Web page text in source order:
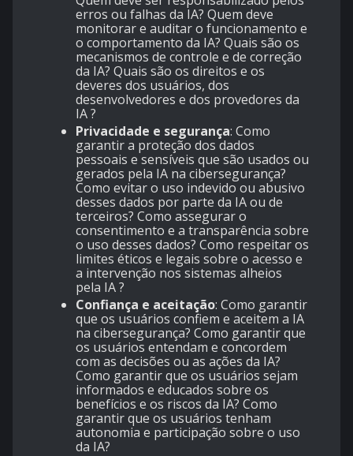
erros ou falhas da IA? Quem deve
monitorar e auditar o funcionamento e
o comportamento da IA? Quais são os
mecanismos de controle e de correção
da IA? Quais são os direitos e os
deveres dos usuários, dos
desenvolvedores e dos provedores da
IA ?
Privacidade e segurança: Como
garantir a proteção dos dados
pessoais e sensíveis que são usados ou
gerados pela IA na cibersegurança?
Como evitar o uso indevido ou abusivo
desses dados por parte da IA ou de
terceiros? Como assegurar o
consentimento e a transparência sobre
o uso desses dados? Como respeitar os
limites éticos e legais sobre o acesso e
a intervenção nos sistemas alheios
pela IA ?
Confiança e aceitação: Como garantir
que os usuários confiem e aceitem a IA
na cibersegurança? Como garantir que
os usuários entendam e concordem
com as decisões ou as ações da IA?
Como garantir que os usuários sejam
informados e educados sobre os
benefícios e os riscos da IA? Como
garantir que os usuários tenham
autonomia e participação sobre o uso
da IA?